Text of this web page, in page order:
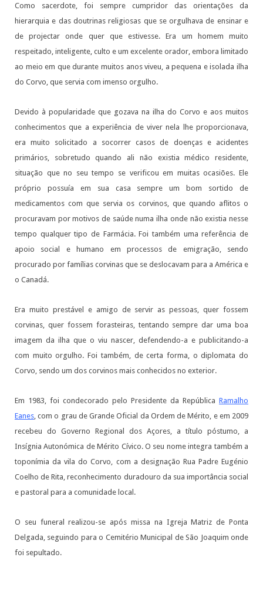
Como sacerdote, foi sempre cumpridor das orientações da
hierarquia e das doutrinas religiosas que se orgulhava de ensinar e
de projectar onde quer que estivesse. Era um homem muito
respeitado, inteligente, culto e um excelente orador, embora limitado
ao meio em que durante muitos anos viveu, a pequena e isolada ilha
do Corvo, que servia com imenso orgulho.
Devido à popularidade que gozava na ilha do Corvo e aos muitos
conhecimentos que a experiência de viver nela lhe proporcionava,
era muito solicitado a socorrer casos de doenças e acidentes
primários, sobretudo quando ali não existia médico residente,
situação que no seu tempo se verificou em muitas ocasiões. Ele
próprio possuía em sua casa sempre um bom sortido de
medicamentos com que servia os corvinos, que quando aflitos o
procuravam por motivos de saúde numa ilha onde não existia nesse
tempo qualquer tipo de Farmácia. Foi também uma referência de
apoio social e humano em processos de emigração, sendo
procurado por famílias corvinas que se deslocavam para a América e
o Canadá.
Era muito prestável e amigo de servir as pessoas, quer fossem
corvinas, quer fossem forasteiras, tentando sempre dar uma boa
imagem da ilha que o viu nascer, defendendo-a e publicitando-a
com muito orgulho. Foi também, de certa forma, o diplomata do
Corvo, sendo um dos corvinos mais conhecidos no exterior.
Em 1983, foi condecorado pelo Presidente da República Ramalho
Eanes , com o grau de Grande Oficial da Ordem de Mérito, e em 2009
recebeu do Governo Regional dos Açores, a título póstumo, a
Insígnia Autonómica de Mérito Cívico. O seu nome integra também a
toponímia da vila do Corvo, com a designação Rua Padre Eugénio
Coelho de Rita, reconhecimento duradouro da sua importância social
e pastoral para a comunidade local.
O seu funeral realizou-se após missa na Igreja Matriz de Ponta
Delgada, seguindo para o Cemitério Municipal de São Joaquim onde
foi sepultado.